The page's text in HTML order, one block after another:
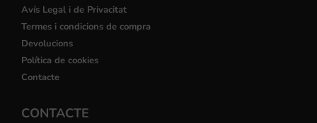
Avís Legal i de Privacitat
Termes i condicions de compra
Devolucions
Política de cookies
Contacte
CONTACTE